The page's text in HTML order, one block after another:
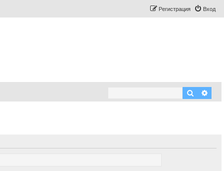
Вход
Регистрация
Поиск